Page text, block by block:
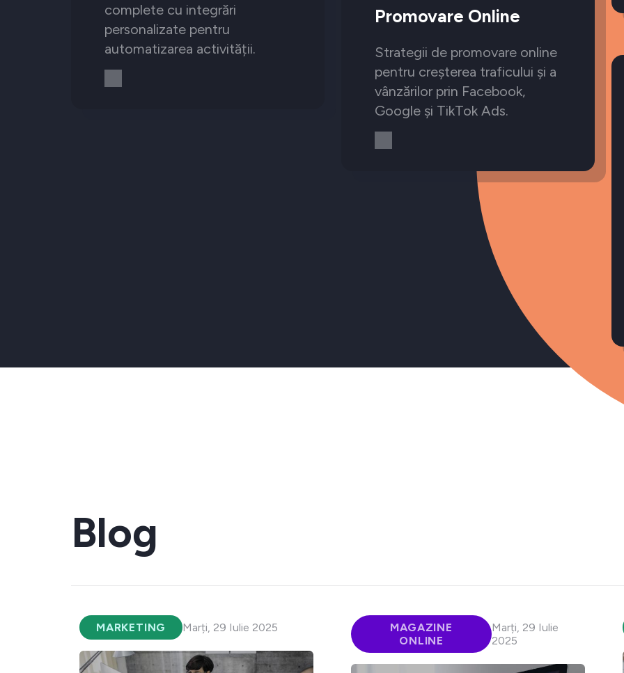
complete cu integrări
personalizate pentru
automatizarea activității.
Promovare Online
Strategii de promovare online
pentru creșterea traficului și a
vânzărilor prin Facebook,
Google și TikTok Ads.
Blog
MARKETING Marți, 29 Iulie 2025
MAGAZINE
ONLINE
Marți, 29 Iulie
2025